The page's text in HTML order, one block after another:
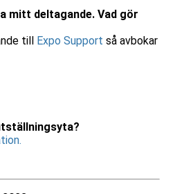
mitt deltagande. Vad gör
till Expo Support så avbokar